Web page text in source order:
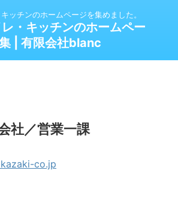
ッチンのホームページを集めました。
・キッチンのホームペー
| 有限会社blanc
社／営業一課